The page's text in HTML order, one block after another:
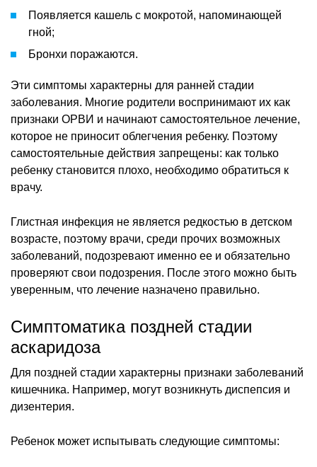
Появляется кашель с мокротой, напоминающей
гной;
Бронхи поражаются.
Эти симптомы характерны для ранней стадии
заболевания. Многие родители воспринимают их как
признаки ОРВИ и начинают самостоятельное лечение,
которое не приносит облегчения ребенку. Поэтому
самостоятельные действия запрещены: как только
ребенку становится плохо, необходимо обратиться к
врачу.
Глистная инфекция не является редкостью в детском
возрасте, поэтому врачи, среди прочих возможных
заболеваний, подозревают именно ее и обязательно
проверяют свои подозрения. После этого можно быть
уверенным, что лечение назначено правильно.
Симптоматика поздней стадии
аскаридоза
Для поздней стадии характерны признаки заболеваний
кишечника. Например, могут возникнуть диспепсия и
дизентерия.
Ребенок может испытывать следующие симптомы: